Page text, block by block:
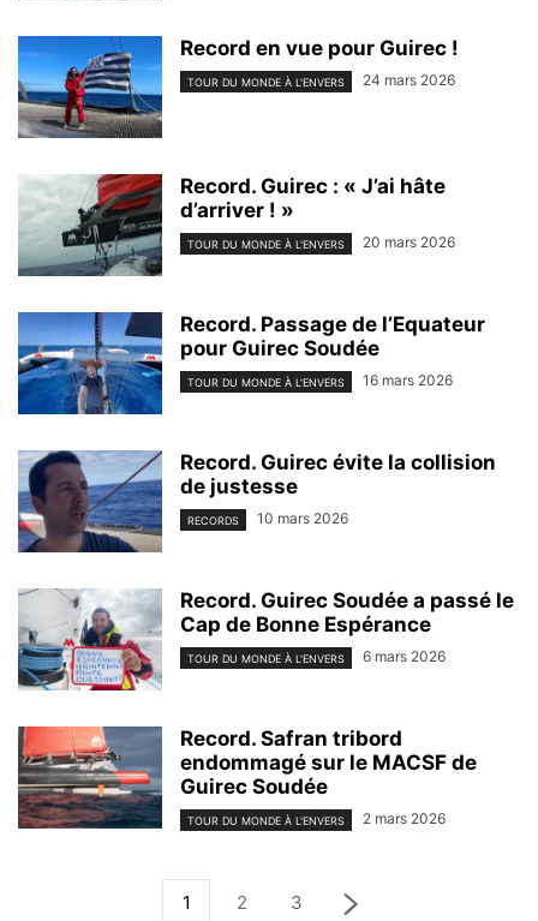
Record en vue pour Guirec !
TOUR DU MONDE À L'ENVERS 24 mars 2026
Record. Guirec : « J’ai hâte
d’arriver ! »
TOUR DU MONDE À L'ENVERS 20 mars 2026
Record. Passage de l’Equateur
pour Guirec Soudée
TOUR DU MONDE À L'ENVERS 16 mars 2026
Record. Guirec évite la collision
de justesse
RECORDS 10 mars 2026
Record. Guirec Soudée a passé le
Cap de Bonne Espérance
TOUR DU MONDE À L'ENVERS 6 mars 2026
Record. Safran tribord
endommagé sur le MACSF de
Guirec Soudée
TOUR DU MONDE À L'ENVERS 2 mars 2026
1 2 3